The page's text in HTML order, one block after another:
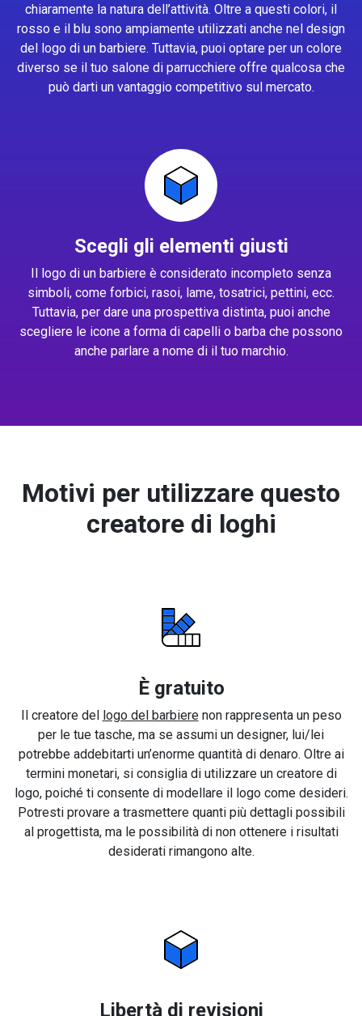
chiaramente la natura dell’attività. Oltre a questi colori, il
rosso e il blu sono ampiamente utilizzati anche nel design
del logo di un barbiere. Tuttavia, puoi optare per un colore
diverso se il tuo salone di parrucchiere offre qualcosa che
può darti un vantaggio competitivo sul mercato.
Scegli gli elementi giusti
Il logo di un barbiere è considerato incompleto senza
simboli, come forbici, rasoi, lame, tosatrici, pettini, ecc.
Tuttavia, per dare una prospettiva distinta, puoi anche
scegliere le icone a forma di capelli o barba che possono
anche parlare a nome di il tuo marchio.
Motivi per utilizzare questo
creatore di loghi
È gratuito
Il creatore del logo del barbierenon rappresenta un peso
per le tue tasche, ma se assumi un designer, lui/lei
potrebbe addebitarti un’enorme quantità di denaro. Oltre ai
termini monetari, si consiglia di utilizzare un creatore di
logo, poiché ti consente di modellare il logo come desideri.
Potresti provare a trasmettere quanti più dettagli possibili
al progettista, ma le possibilità di non ottenere i risultati
desiderati rimangono alte.
Libertà di revisioni